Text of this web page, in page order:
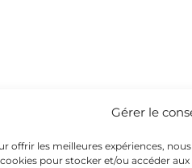
Gérer le
offrir les meilleures expériences,
cookies pour stocker et/ou accéder